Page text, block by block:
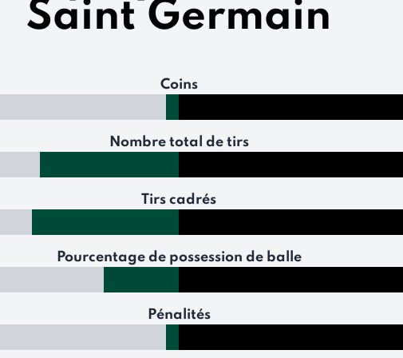
Saint Germain
Coins
Nombre total de tirs
Tirs cadrés
Pourcentage de possession de balle
Pénalités